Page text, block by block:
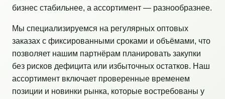
бизнес стабильнее, а ассортимент — разнообразнее.
Мы специализируемся на регулярных оптовых
заказах с фиксированными сроками и объёмами, что
позволяет нашим партнёрам планировать закупки
без рисков дефицита или избыточных остатков. Наш
ассортимент включает проверенные временем
позиции и новинки рынка, которые востребованы у